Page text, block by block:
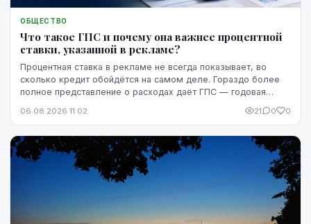
ОБЩЕСТВО
Что такое ГПС и почему она важнее процентной
ставки, указанной в рекламе?
Процентная ставка в рекламе не всегда показывает, во
сколько кредит обойдётся на самом деле. Гораздо более
полное представление о расходах даёт ГПС — годовая
06.08.2026 11:02 21 0 0